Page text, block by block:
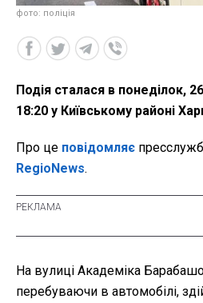
фото: поліція
Подія сталася в понеділок,
18:20 у Київському районі
Про це повідомляє
RegioNews.
На вулиці Академіка
перебуваючи в автомобілі,